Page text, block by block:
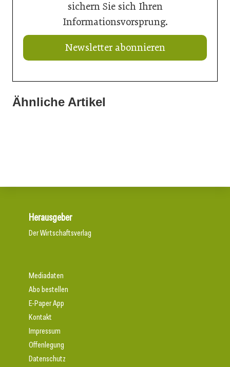
sichern Sie sich Ihren
Informationsvorsprung.
Newsletter abonnieren
Ähnliche Artikel
20. Juli 2026
Herausgeber
Der Wirtschaftsverlag
Mediadaten
Abo bestellen
E-Paper App
Kontakt
Impressum
Offenlegung
Datenschutz